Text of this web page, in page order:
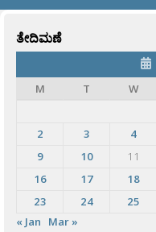
ತೇದಿಮಣೆ
M
T W
2
3 4
9
10 11
16
17 18
23
24 25
« Jan
Mar »